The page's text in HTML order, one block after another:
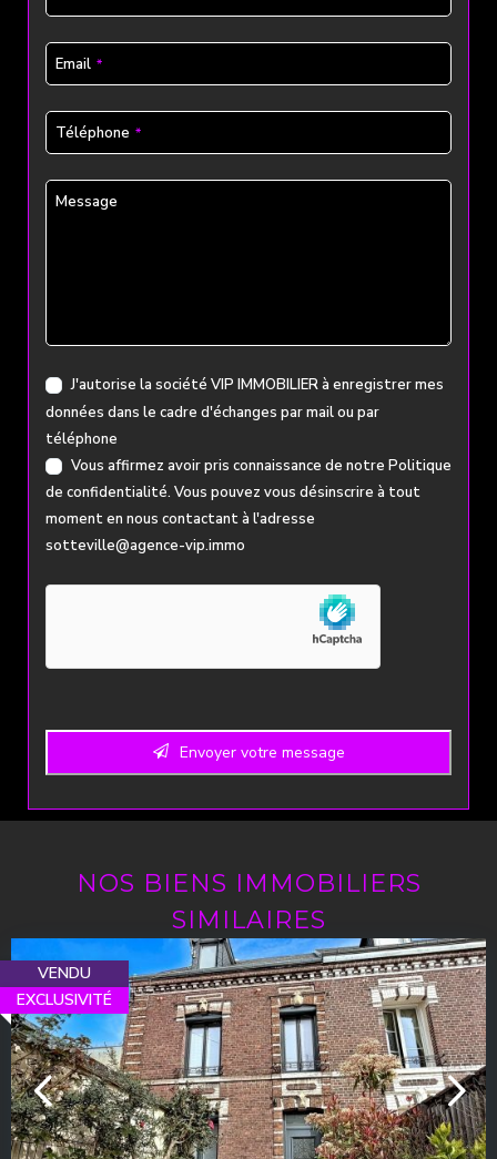
Email
Email *
Téléphone *
Message
J'autorise la société VIP IMMOBILIER à enregistrer mes
données dans le cadre d'échanges par mail ou par
téléphone
Vous affirmez avoir pris connaissance de notre Politique
de confidentialité. Vous pouvez vous désinscrire à tout
moment en nous contactant à l'adresse
sotteville@agence-vip.immo
Envoyer votre message
NOS BIENS IMMOBILIERS
SIMILAIRES
VENDU
EXCLUSIVITÉ